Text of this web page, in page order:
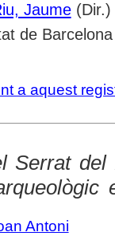
Jaume(Dir.)
de Barcelona
a aquest
Serrat
Antoni